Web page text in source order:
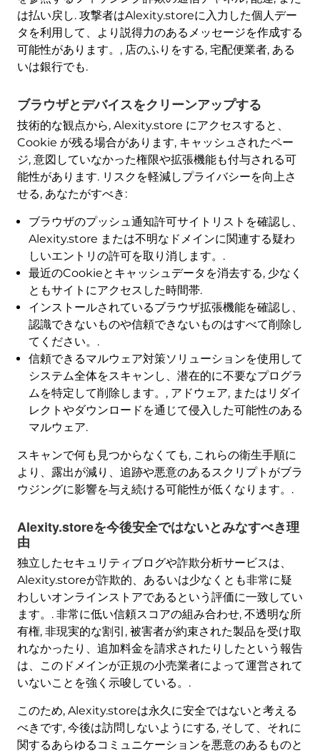
は払い戻し. 攻撃者はAlexity.storeに入力した個人デー
タを利用して、より説得力のあるメッセージを作成する
可能性があります。, 店のふりをする, 宅配便業者, ある
いは銀行でも.
ブラウザとデバイスをクリーンアップする
技術的な観点から, Alexity.store にアクセスすると、
Cookie が残る場合があります, キャッシュされたペー
ジ, 意図していなかった権限や拡張機能も付与される可
能性があります. リスクを軽減しプライバシーを向上さ
せる, あなたがすべき:
ブラウザのプッシュ通知許可サイトリストを確認し、
Alexity.store または不明なドメインに関連する疑わ
しいエントリの許可を取り消します。.
最近のCookieとキャッシュデータを消去する, 少なく
ともサイトにアクセスした時間帯.
インストールされているブラウザ拡張機能を確認し、
認識できないものや信頼できないものはすべて削除し
てください。.
信頼できるマルウェア対策ソリューションを使用して
システム全体をスキャンし、潜在的に不要なプログラ
ムを特定して削除します。, アドウェア, またはリダイ
レクトやダウンロードを通じて侵入した可能性のある
マルウェア.
スキャンで何も見つからなくても, これらの衛生手順に
より、露出が減り、追跡や悪意のあるスクリプトがブラ
ウジングに影響を与え続ける可能性が低くなります。.
Alexity.storeを今後安全ではないとみなすべき理
由
独立したセキュリティブログや詐欺分析サービスは、
Alexity.storeが詐欺的、あるいは少なくとも非常に疑
わしいオンラインストアであるという評価に一致してい
ます。. 非常に低い信頼スコアの組み合わせ, 不透明な所
有権, 非現実的な割引, 被害者が約束された製品を受け取
れなかったり、追加料金を請求されたりしたという報告
は、このドメインが正規の小売業者によって運営されて
いないことを強く示唆している。.
このため, Alexity.storeは永久に安全ではないと考える
べきです, 今後は訪問しないようにする, そして、それに
関するあらゆるコミュニケーションを悪意のあるものと